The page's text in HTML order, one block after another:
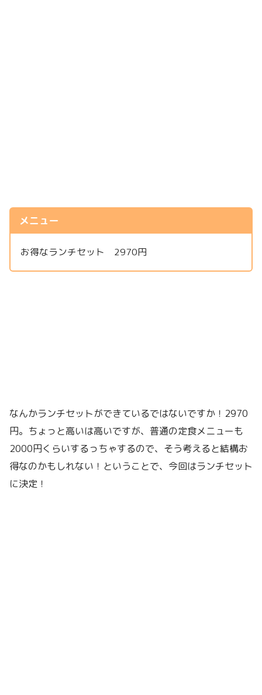
メニュー
お得なランチセット 2970円
なんかランチセットができているではないですか！2970
円。ちょっと高いは高いですが、普通の定食メニューも
2000円くらいするっちゃするので、そう考えると結構お
得なのかもしれない！ということで、今回はランチセット
に決定！